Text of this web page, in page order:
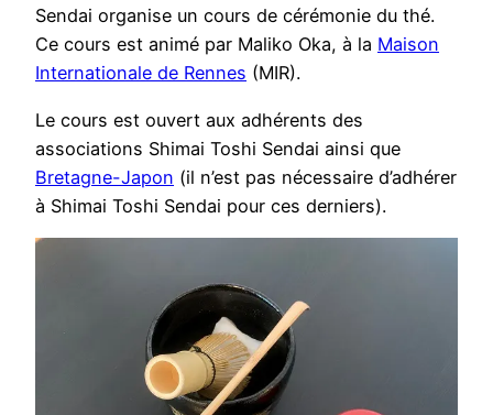
Sendai organise un cours de cérémonie du thé.
Ce cours est animé par Maliko Oka, à la Maison
Internationale de Rennes (MIR).
Le cours est ouvert aux adhérents des
associations Shimai Toshi Sendai ainsi que
Bretagne-Japon (il n’est pas nécessaire d’adhérer
à Shimai Toshi Sendai pour ces derniers).